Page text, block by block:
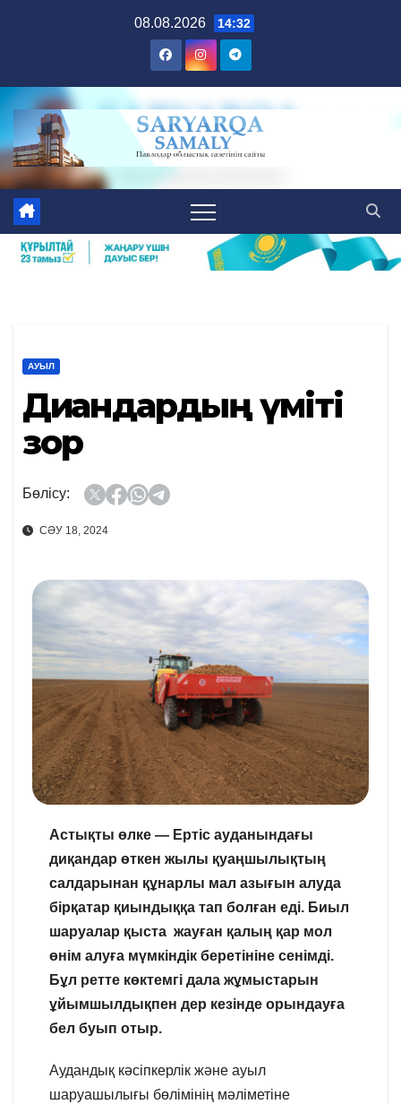
08.08.2026 14:32
АУЫЛ
Диқандардың үміті
зор
Бөлісу:
СӘУ 18, 2024
Астықты өлке — Ертіс ауданындағы
диқандар өткен жылы қуаңшылықтың
салдарынан құнарлы мал азығын алуда
бірқатар қиындыққа тап болған еді. Биыл
шаруалар қыста жауған қалың қар мол
өнім алуға мүмкіндік беретініне сенімді.
Бұл ретте көктемгі дала жұмыстарын
ұйымшылдықпен дер кезінде орындауға
бел буып отыр.
Аудандық кәсіпкерлік және ауыл
шаруашылығы бөлімінің мәліметіне